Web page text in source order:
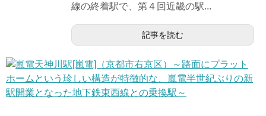
線の終着駅で、第４回近畿の駅...
記事を読む